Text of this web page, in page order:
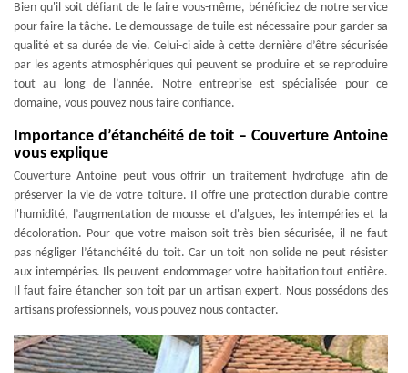
Bien qu'il soit défiant de le faire vous-même, bénéficiez de notre service
pour faire la tâche. Le demoussage de tuile est nécessaire pour garder sa
qualité et sa durée de vie. Celui-ci aide à cette dernière d’être sécurisée
par les agents atmosphériques qui peuvent se produire et se reproduire
tout au long de l’année. Notre entreprise est spécialisée pour ce
domaine, vous pouvez nous faire confiance.
Importance d’étanchéité de toit – Couverture Antoine
vous explique
Couverture Antoine peut vous offrir un traitement hydrofuge afin de
préserver la vie de votre toiture. Il offre une protection durable contre
l'humidité, l’augmentation de mousse et d'algues, les intempéries et la
décoloration. Pour que votre maison soit très bien sécurisée, il ne faut
pas négliger l’étanchéité du toit. Car un toit non solide ne peut résister
aux intempéries. Ils peuvent endommager votre habitation tout entière.
Il faut faire étancher son toit par un artisan expert. Nous possédons des
artisans professionnels, vous pouvez nous contacter.